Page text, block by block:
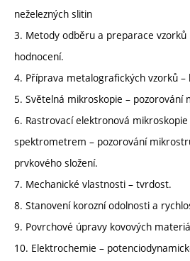
neželezných slitin
3. Metody odběru a preparace
hodnocení.
4. Příprava metalografických vzorků –
5. Světelná mikroskopie – pozorování
6. Rastrovací elektronová
spektrometrem – pozorování
prvkového složení.
7. Mechanické vlastnosti – tvrdost.
8. Stanovení korozní odolnosti a
9. Povrchové úpravy kovových
10. Elektrochemie –